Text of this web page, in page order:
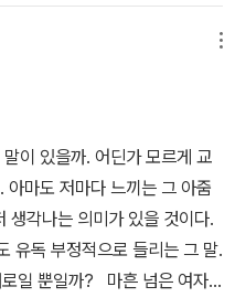
택해서 놀았을 것이다.주부의
라도 책을 읽거나 글을 쓸 수
라마를 보고 느끼는 것이었
도 느끼고, 열정도 자유도 느끼
한 권 쓰기의 목적으로 시작
가 벗겨지기 시작했다.'라고 말
잘 닦아가고 있는 언니를 만난
하고, 아이들의 재롱에 웃기
책을 쓰고 또 그 책을 읽고 싶
이기 때문이었다. 그야말로 저
었던거다.공부는 목적이 있어
꿈이 있어야 한다.그래야 쉽고
성장하면서 그리고 시련을 겪
을 이해하게 되고, 폭력적이었
이에 취업했던 언니에게 안타
다. 신이 우리에게 시련을 줄
이 있을까. 어딘가 모르게 교
아마도 저마다 느끼는 그 아줌
생각나는 의미가 있을 것이다.
유독 부정적으로 들리는 그 말.
일 뿐일까? 마흔 넘은 여자